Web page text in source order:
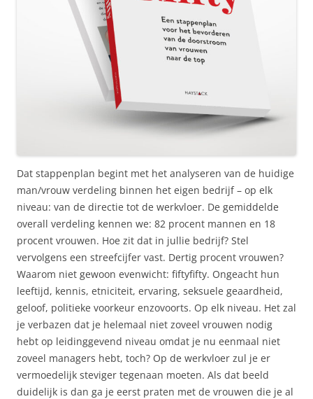
Dat stappenplan begint met het analyseren van de huidige
man/vrouw verdeling binnen het eigen bedrijf – op elk
niveau: van de directie tot de werkvloer. De gemiddelde
overall verdeling kennen we: 82 procent mannen en 18
procent vrouwen. Hoe zit dat in jullie bedrijf? Stel
vervolgens een streefcijfer vast. Dertig procent vrouwen?
Waarom niet gewoon evenwicht: fiftyfifty. Ongeacht hun
leeftijd, kennis, etniciteit, ervaring, seksuele geaardheid,
geloof, politieke voorkeur enzovoorts. Op elk niveau. Het zal
je verbazen dat je helemaal niet zoveel vrouwen nodig
hebt op leidinggevend niveau omdat je nu eenmaal niet
zoveel managers hebt, toch? Op de werkvloer zul je er
vermoedelijk steviger tegenaan moeten. Als dat beeld
duidelijk is dan ga je eerst praten met de vrouwen die je al